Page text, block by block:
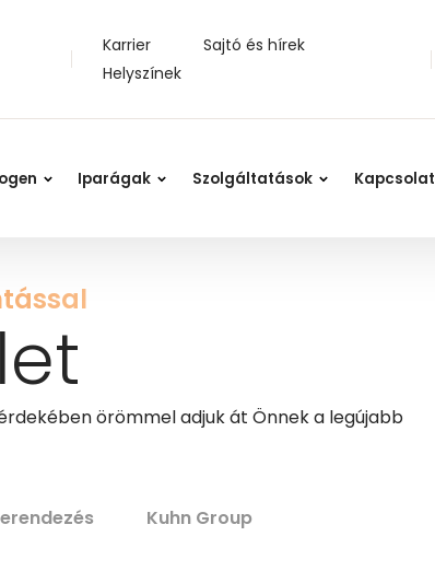
Karrier
Sajtó és hírek
Helyszínek
Iparágak Szolgáltatások Kapcsolat
örömmel adjuk át Önnek a legújabb
Kuhn Group